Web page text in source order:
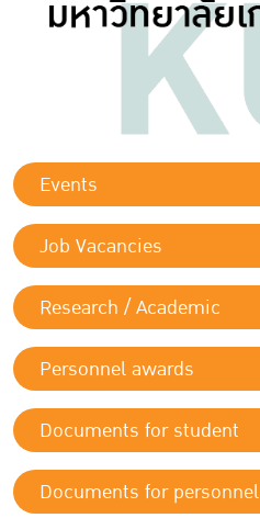
Events
Job Vacancies
Research / Academic
Personnel awards
Documents for student
Documents for personnel